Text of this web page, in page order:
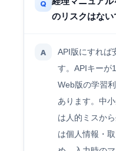
Q
のリスクはない
A
API版にすれば
す。APIキーが
Web版の学習
あります。中
は人的ミスか
は個人情報・